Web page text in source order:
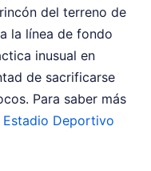
del terreno de
la línea de fondo
inusual en
de sacrificarse
Para saber más
Estadio Deportivo